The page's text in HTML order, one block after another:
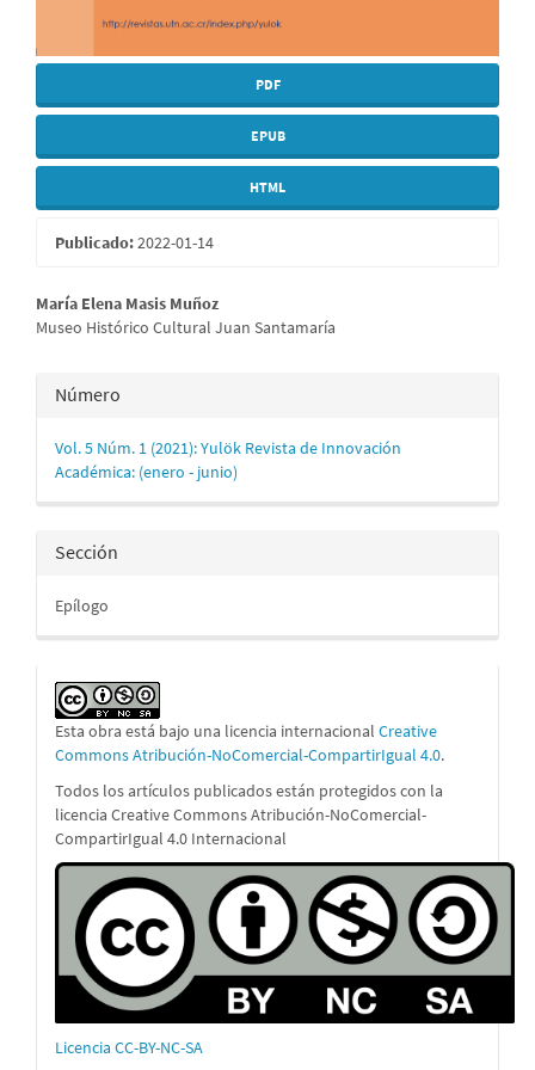
PDF
EPUB
HTML
Publicado:2022-01-14
Contenido
principal
del
María Elena Masis Muñoz
Museo Histórico Cultural Juan Santamaría
Detalles
del
artículo
Número
Vol. 5 Núm. 1 (2021): Yulök Revista de Innovación
Académica: (enero - junio)
Sección
Epílogo
Esta obra está bajo una licencia internacional Creative
Commons Atribución-NoComercial-CompartirIgual 4.0.
Todos los artículos publicados están protegidos con la
licencia Creative Commons Atribución-NoComercial-
CompartirIgual 4.0 Internacional
Licencia CC-BY-NC-SA